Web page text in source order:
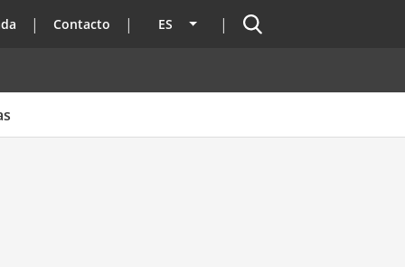
Contacto ES Lista adicional de acciones
Buscador